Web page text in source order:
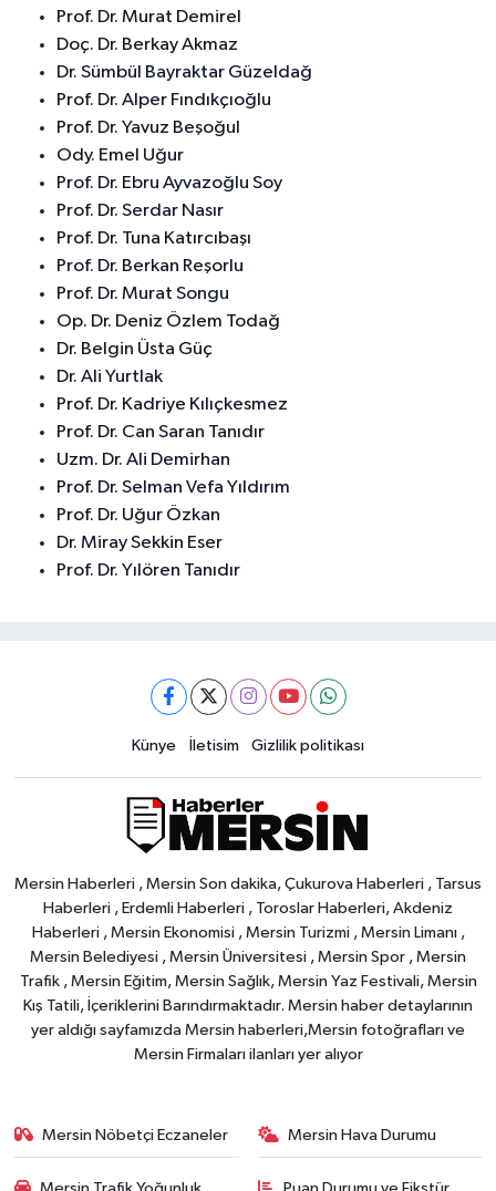
Prof. Dr. Murat Demirel
Doç. Dr. Berkay Akmaz
Dr. Sümbül Bayraktar Güzeldağ
Prof. Dr. Alper Fındıkçıoğlu
Prof. Dr. Yavuz Beşoğul
Ody. Emel Uğur
Prof. Dr. Ebru Ayvazoğlu Soy
Prof. Dr. Serdar Nasır
Prof. Dr. Tuna Katırcıbaşı
Prof. Dr. Berkan Reşorlu
Prof. Dr. Murat Songu
Op. Dr. Deniz Özlem Todağ
Dr. Belgin Üsta Güç
Dr. Ali Yurtlak
Prof. Dr. Kadriye Kılıçkesmez
Prof. Dr. Can Saran Tanıdır
Uzm. Dr. Ali Demirhan
Prof. Dr. Selman Vefa Yıldırım
Prof. Dr. Uğur Özkan
Dr. Miray Sekkin Eser
Prof. Dr. Yılören Tanıdır
Künye İletisim Gizlilik politikası
Mersin Haberleri , Mersin Son dakika, Çukurova Haberleri , Tarsus
Haberleri , Erdemli Haberleri , Toroslar Haberleri, Akdeniz
Haberleri , Mersin Ekonomisi , Mersin Turizmi , Mersin Limanı ,
Mersin Belediyesi , Mersin Üniversitesi , Mersin Spor , Mersin
Trafik , Mersin Eğitim, Mersin Sağlık, Mersin Yaz Festivali, Mersin
Kış Tatili, İçeriklerini Barındırmaktadır. Mersin haber detaylarının
yer aldığı sayfamızda Mersin haberleri,Mersin fotoğrafları ve
Mersin Firmaları ilanları yer alıyor
Mersin Nöbetçi Eczaneler Mersin Hava Durumu